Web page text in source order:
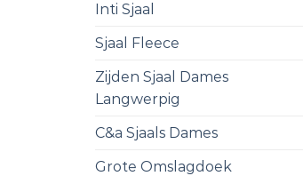
Inti Sjaal
Sjaal Fleece
Zijden Sjaal Dames
Langwerpig
C&a Sjaals Dames
Grote Omslagdoek